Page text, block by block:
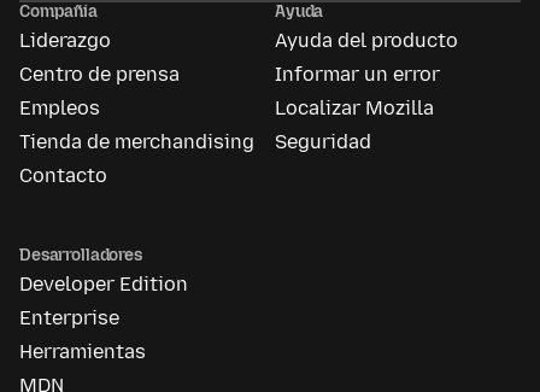
Compañía
Liderazgo
Centro de prensa
Empleos
Tienda de merchandising
Contacto
Ayuda
Ayuda del producto
Informar un error
Localizar Mozilla
Seguridad
Desarrolladores
Developer Edition
Enterprise
Herramientas
MDN